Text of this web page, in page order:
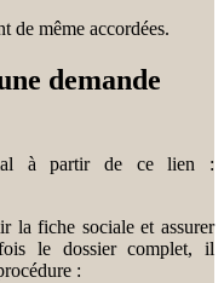
de même accordées.
demande
à partir de ce lien :
la fiche sociale et assurer
le dossier complet, il
: